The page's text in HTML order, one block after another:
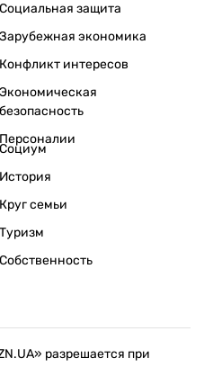
Социальная защита
Зарубежная экономика
Конфликт интересов
Экономическая
безопасность
Персоналии
Социум
История
Круг семьи
Туризм
Собственность
разрешается при